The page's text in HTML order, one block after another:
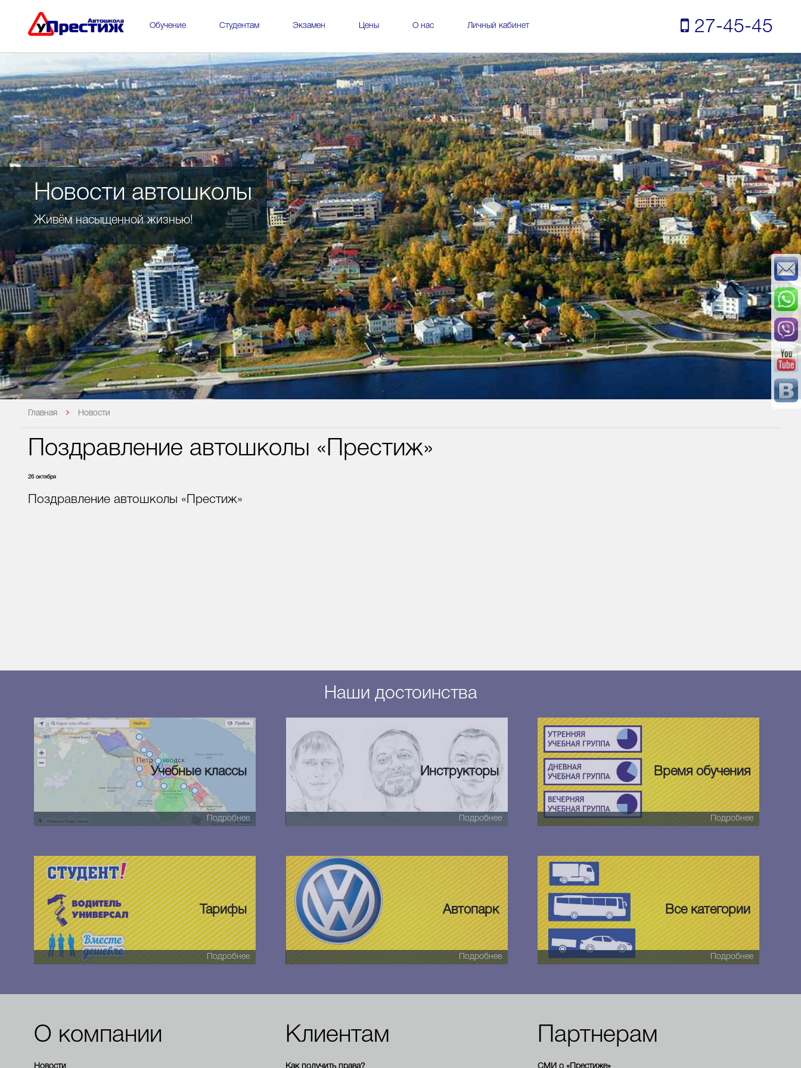
27-45-45
Обучение Студентам Экзамен Цены О нас Личный кабинет
Новости автошколы
Живём насыщенной жизнью!
Главная Новости
Поздравление автошколы «Престиж»
26 октября
Поздравление автошколы «Престиж»
Наши достоинства
Учебные классы
Подробнее
Инструкторы
Подробнее
Время обучения
Подробнее
Тарифы
Подробнее
Автопарк
Подробнее
Все категории
Подробнее
О компании
Новости
Клиентам
Как получить права?
Партнерам
СМИ о «Престиже»